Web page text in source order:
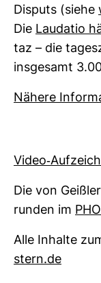
Dis­puts (siehe
Die Lau­datio
taz – die
ins­ge­samt
Nähere
Video-​
Die von
runden im
Alle Inhalte
stern.de